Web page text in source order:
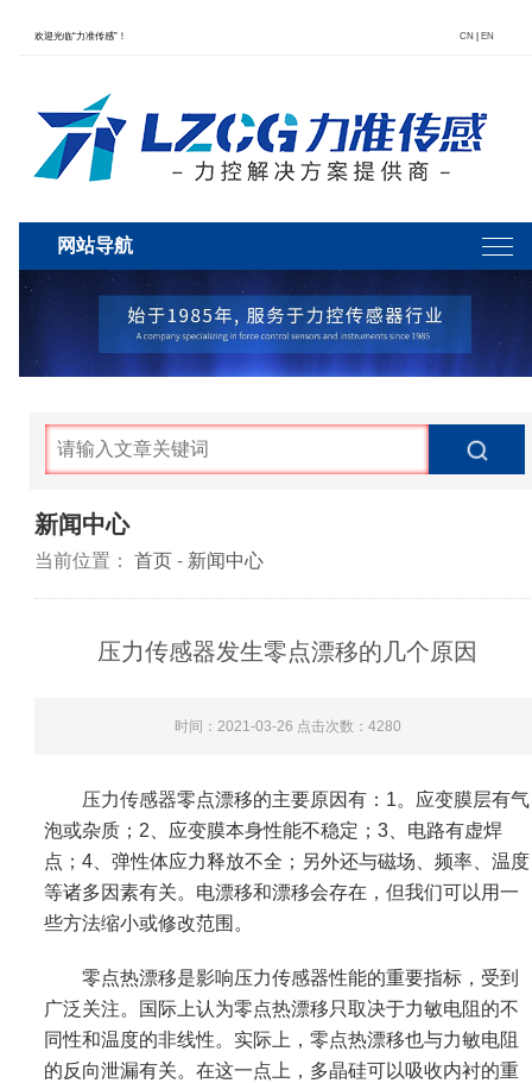
欢迎光临“力准传感”！ CN EN
网站导航
新闻中心
当前位置：首页 - 新闻中心
压力传感器发生零点漂移的几个原因
时间：2021-03-26 点击次数： 4280
压力传感器零点漂移的主要原因有：1。应变膜层有气
泡或杂质；2、应变膜本身性能不稳定；3、电路有虚焊
点；4、弹性体应力释放不全；另外还与磁场、频率、温度
等诸多因素有关。电漂移和漂移会存在，但我们可以用一
些方法缩小或修改范围。
零点热漂移是影响压力传感器性能的重要指标，受到
广泛关注。国际上认为零点热漂移只取决于力敏电阻的不
同性和温度的非线性。实际上，零点热漂移也与力敏电阻
的反向泄漏有关。在这一点上，多晶硅可以吸收内衬的重